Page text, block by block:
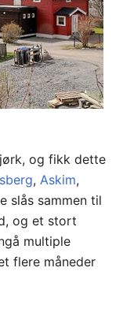
og fikk dette
, Askim,
slås sammen til
og et stort
multiple
flere måneder